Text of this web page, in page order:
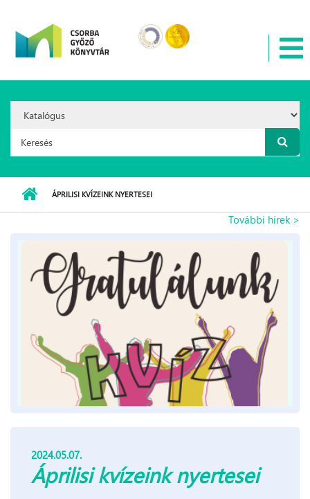
Option:
Keresés űrlap
ÁPRILISI KVÍZEINK NYERTESEI
További hírek >
2024.05.07.
Áprilisi kvízeink nyertesei